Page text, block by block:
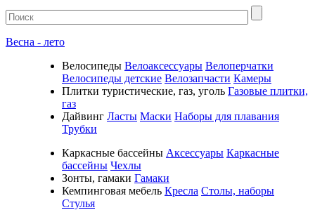
Весна - лето
Велосипеды Велоаксессуары Велоперчатки
Велосипеды детские Велозапчасти Камеры
Плитки туристические, газ, уголь Газовые плитки,
газ
Дайвинг Ласты Маски Наборы для плавания
Трубки
Каркасные бассейны Аксессуары Каркасные
бассейны Чехлы
Зонты, гамаки Гамаки
Кемпинговая мебель Кресла Столы, наборы
Стулья